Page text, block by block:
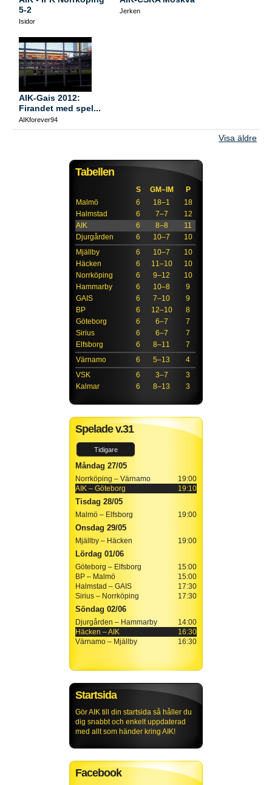
5-2
Isidor
Jerken
AIK-Gais 2012:
Firandet med spel...
AIKforever94
Visa äldre
Tabellen
S GM–IM
P
Malmö
6 18–1
18
Halmstad
6 7–7
12
AIK
6 8–8
11
Djurgården
6 10–7
10
Mjällby
6 10–7
10
Häcken
6 11–10
10
Norrköping
6 9–12
10
Hammarby
6 10–8
9
GAIS
6 7–10
9
BP
6 12–10
8
Göteborg
6 6–7
7
Sirius
6 6–7
7
Elfsborg
6 8–11
7
Värnamo
6 5–13
4
VSK
6 3–7
3
Kalmar
6 8–13 3
Spelade v.31
Tidigare
Måndag 27/05
19:00
Norrköping – Värnamo
19:10
AIK – Göteborg
Tisdag 28/05
19:00
Malmö – Elfsborg
Onsdag 29/05
19:00
Mjällby – Häcken
Lördag 01/06
15:00
Göteborg – Elfsborg
15:00
BP – Malmö
17:30
Halmstad – GAIS
17:30
Sirius – Norrköping
Söndag 02/06
14:00
Djurgården – Hammarby
16:30
Häcken – AIK
16:30
Värnamo – Mjällby
Startsida
Gör AIK till din startsida så håller du
dig snabbt och enkelt uppdaterad
med allt som händer kring AIK!
Facebook